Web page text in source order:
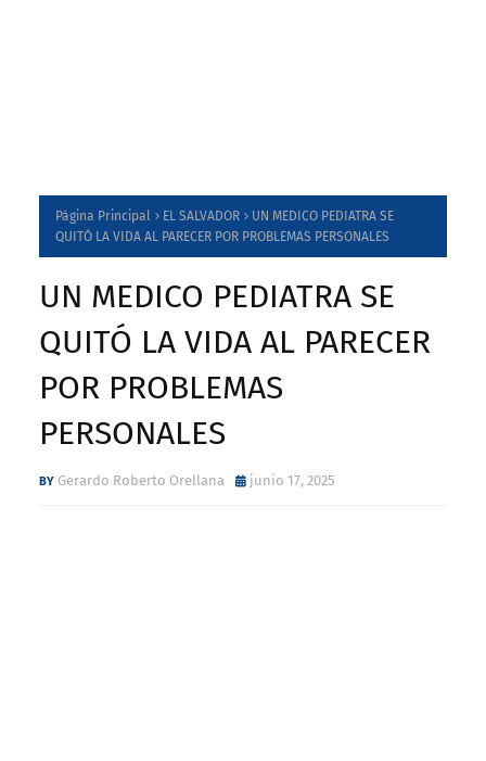
Página Principal EL SALVADOR
UN MEDICO PEDIATRA SE
QUITÓ LA VIDA AL PARECER POR PROBLEMAS PERSONALES
UN MEDICO PEDIATRA SE
QUITÓ LA VIDA AL PARECER
POR PROBLEMAS
PERSONALES
Gerardo Roberto Orellana junio 17, 2025